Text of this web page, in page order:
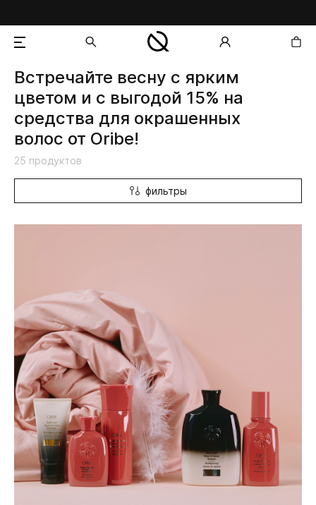
добавлен в корзину
Встречайте весну с ярким
цветом и с выгодой 15% на
средства для окрашенных
волос от Oribe!
25 продуктов
фильтры